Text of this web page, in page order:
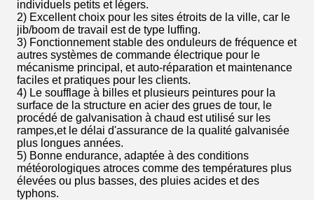
individuels petits et légers.
2) Excellent choix pour les sites étroits de la ville, car le
jib/boom de travail est de type luffing.
3) Fonctionnement stable des onduleurs de fréquence et
autres systèmes de commande électrique pour le
mécanisme principal, et auto-réparation et maintenance
faciles et pratiques pour les clients.
4) Le soufflage à billes et plusieurs peintures pour la
surface de la structure en acier des grues de tour, le
procédé de galvanisation à chaud est utilisé sur les
rampes,et le délai d'assurance de la qualité galvanisée
plus longues années.
5) Bonne endurance, adaptée à des conditions
météorologiques atroces comme des températures plus
élevées ou plus basses, des pluies acides et des
typhons.